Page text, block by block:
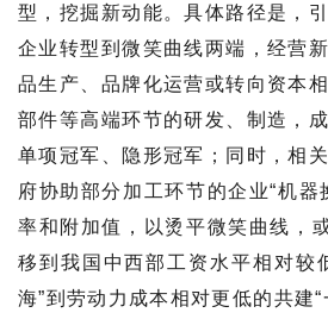
型，挖掘新动能。具体路径是，
企业转型到微笑曲线两端，经营
品生产、品牌化运营或转向资本
部件等高端环节的研发、制造，
单项冠军、隐形冠军；同时，相
府协助部分加工环节的企业“机器
率和附加值，以烫平微笑曲线，
移到我国中西部工资水平相对较
海”到劳动力成本相对更低的共建